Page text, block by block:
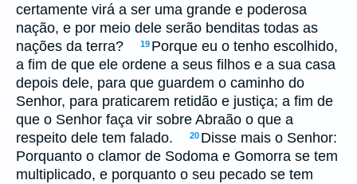
certamente virá a ser uma grande e poderosa
nação, e por meio dele serão benditas todas as
nações da terra?
19 Porque eu o tenho escolhido,
a fim de que ele ordene a seus filhos e a sua casa
depois dele, para que guardem o caminho do
Senhor, para praticarem retidão e justiça; a fim de
que o Senhor faça vir sobre Abraão o que a
respeito dele tem falado.
20 Disse mais o Senhor:
Porquanto o clamor de Sodoma e Gomorra se tem
multiplicado, e porquanto o seu pecado se tem